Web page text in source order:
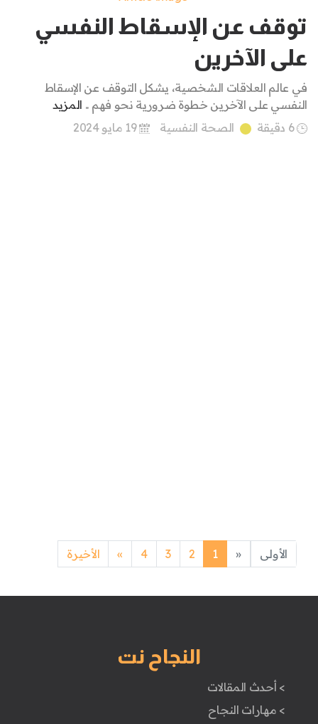
توقف عن الإسقاط النفسي
على الآخرين
في عالم العلاقات الشخصية، يشكل التوقف عن الإسقاط
النفسي على الآخرين خطوة ضرورية نحو فهم .. المزيد
6 دقيقة
الصحة النفسية 19 مايو 2024
الأولى «
Previous
1
2
3
4
»
Nextالأخيرة
النجاح نت
> أحدث المقالات
> مهارات النجاح